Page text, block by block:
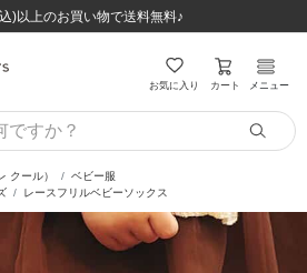
)以上のお買い物で送料無料♪
！！8/12(水)お昼12:59まで！！
)以上のお買い物で送料無料♪
！！8/12(水)お昼12:59まで！！
お気に入り カート メニュー
クール）
ベビー服
レースフリルベビーソックス